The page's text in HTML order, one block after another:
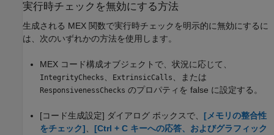
実行時チェックを無効にする方法
生成される MEX 関数で実行時チェックを明示的に無効にするに
は、次のいずれかの方法を使用します。
MEX コード構成オブジェクトで、状況に応じて、
IntegrityChecks ExtrinsicCalls 、または
ResponsivenessChecks のプロパティを false に設定する。
[コード生成設定] ダイアログ ボックスで、 [メモリの整合性
をチェック]
[Ctrl + C キーへの応答、およびグラフィック